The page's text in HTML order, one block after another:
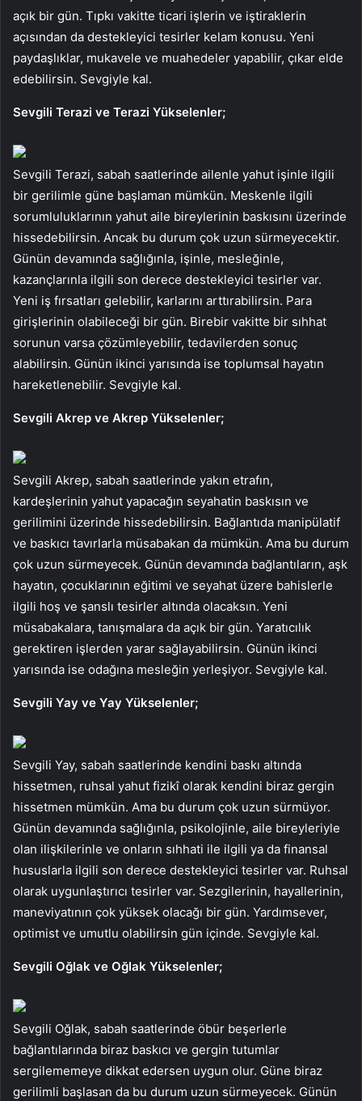
açık bir gün. Tıpkı vakitte ticari işlerin ve iştiraklerin
açısından da destekleyici tesirler kelam konusu. Yeni
paydaşlıklar, mukavele ve muahedeler yapabilir, çıkar elde
edebilirsin. Sevgiyle kal.
Sevgili Terazi ve Terazi Yükselenler;
Sevgili Terazi, sabah saatlerinde ailenle yahut işinle ilgili
bir gerilimle güne başlaman mümkün. Meskenle ilgili
sorumluluklarının yahut aile bireylerinin baskısını üzerinde
hissedebilirsin. Ancak bu durum çok uzun sürmeyecektir.
Günün devamında sağlığınla, işinle, mesleğinle,
kazançlarınla ilgili son derece destekleyici tesirler var.
Yeni iş fırsatları gelebilir, karlarını arttırabilirsin. Para
girişlerinin olabileceği bir gün. Birebir vakitte bir sıhhat
sorunun varsa çözümleyebilir, tedavilerden sonuç
alabilirsin. Günün ikinci yarısında ise toplumsal hayatın
hareketlenebilir. Sevgiyle kal.
Sevgili Akrep ve Akrep Yükselenler;
Sevgili Akrep, sabah saatlerinde yakın etrafın,
kardeşlerinin yahut yapacağın seyahatin baskısın ve
gerilimini üzerinde hissedebilirsin. Bağlantıda manipülatif
ve baskıcı tavırlarla müsabakan da mümkün. Ama bu durum
çok uzun sürmeyecek. Günün devamında bağlantıların, aşk
hayatın, çocuklarının eğitimi ve seyahat üzere bahislerle
ilgili hoş ve şanslı tesirler altında olacaksın. Yeni
müsabakalara, tanışmalara da açık bir gün. Yaratıcılık
gerektiren işlerden yarar sağlayabilirsin. Günün ikinci
yarısında ise odağına mesleğin yerleşiyor. Sevgiyle kal.
Sevgili Yay ve Yay Yükselenler;
Sevgili Yay, sabah saatlerinde kendini baskı altında
hissetmen, ruhsal yahut fizikî olarak kendini biraz gergin
hissetmen mümkün. Ama bu durum çok uzun sürmüyor.
Günün devamında sağlığınla, psikolojinle, aile bireyleriyle
olan ilişkilerinle ve onların sıhhati ile ilgili ya da finansal
hususlarla ilgili son derece destekleyici tesirler var. Ruhsal
olarak uygunlaştırıcı tesirler var. Sezgilerinin, hayallerinin,
maneviyatının çok yüksek olacağı bir gün. Yardımsever,
optimist ve umutlu olabilirsin gün içinde. Sevgiyle kal.
Sevgili Oğlak ve Oğlak Yükselenler;
Sevgili Oğlak, sabah saatlerinde öbür beşerlerle
bağlantılarında biraz baskıcı ve gergin tutumlar
sergilememeye dikkat edersen uygun olur. Güne biraz
gerilimli başlasan da bu durum uzun sürmeyecek. Günün